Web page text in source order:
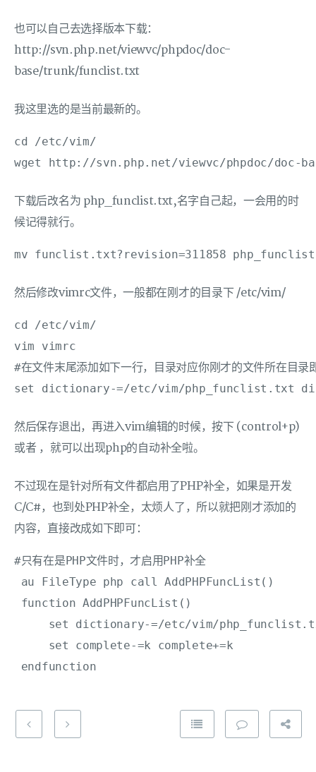
也可以自己去选择版本下载：
http://svn.php.net/viewvc/phpdoc/doc-
base/trunk/funclist.txt
我这里选的是当前最新的。
cd /etc/vim/
下载后改名为 php_funclist.txt,名字自己起，一会用的时
候记得就行。
然后修改vimrc文件，一般都在刚才的目录下 /etc/vim/
cd /etc/vim/
vim vimrc
#在文件末尾添加如下一行，目录对应你刚才的文件所在目录
然后保存退出，再进入vim编辑的时候，按下 (control+p)
或者 ，就可以出现php的自动补全啦。
不过现在是针对所有文件都启用了PHP补全，如果是开发
C/C#，也到处PHP补全，太烦人了，所以就把刚才添加的
内容，直接改成如下即可：
#只有在是PHP文件时，才启用PHP补全
au FileType php call AddPHPFuncList()
function AddPHPFuncList()
set dictionary-=/etc/vim/
     set complete-=k complete+=k